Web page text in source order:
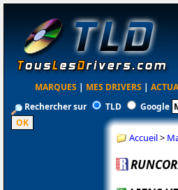
MARQUES | MES DRIVERS |
Rechercher sur
TLD Google
Accueil>